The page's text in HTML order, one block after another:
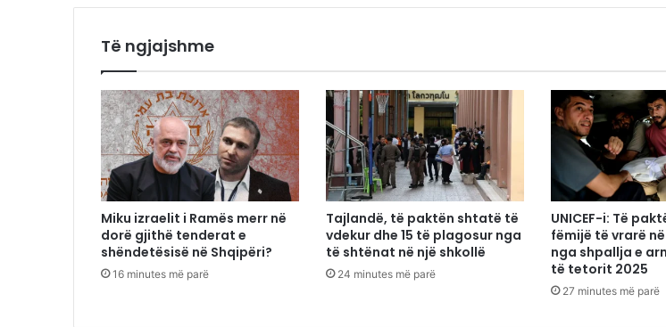
Të ngjajshme
Miku izraelit i Ramës merr në
dorë gjithë tenderat e
shëndetësisë në Shqipëri?
16 minutes më parë
Tajlandë, të paktën shtatë të
vdekur dhe 15 të plagosur nga
të shtënat në një shkollë
24 minutes më parë
UNICEF-i: Të
fëmijë të vrarë
nga shpallja e
të tetorit 2025
27 minutes më parë